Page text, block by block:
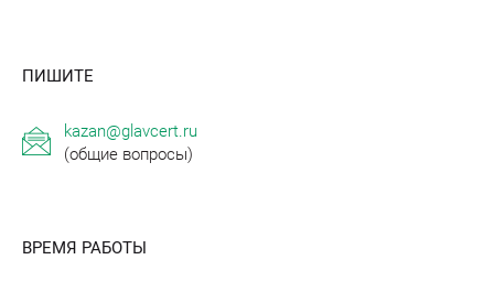
ПИШИТЕ
kazan@glavcert.ru
(общие вопросы)
ВРЕМЯ РАБОТЫ